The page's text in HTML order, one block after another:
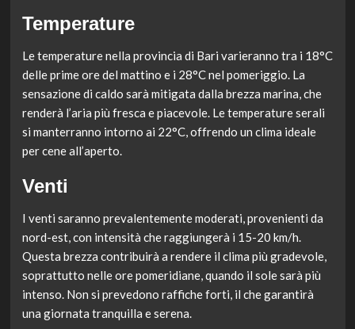
Temperature
Le temperature nella provincia di Bari varieranno tra i 18°C
delle prime ore del mattino e i 28°C nel pomeriggio. La
sensazione di caldo sarà mitigata dalla brezza marina, che
renderà l’aria più fresca e piacevole. Le temperature serali
si manterranno intorno ai 22°C, offrendo un clima ideale
per cene all’aperto.
Venti
I venti saranno prevalentemente moderati, provenienti da
nord-est, con intensità che raggiungerà i 15-20 km/h.
Questa brezza contribuirà a rendere il clima più gradevole,
soprattutto nelle ore pomeridiane, quando il sole sarà più
intenso. Non si prevedono raffiche forti, il che garantirà
una giornata tranquilla e serena.